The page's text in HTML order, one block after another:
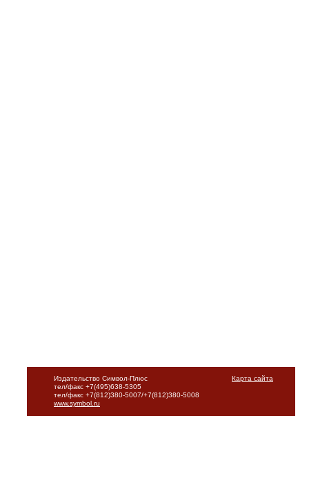
Карта сайта
Издательство Символ-Плюс
тел/факс +7(495)638-5305
тел/факс +7(812)380-5007/+7(812)380-5008
www.symbol.ru